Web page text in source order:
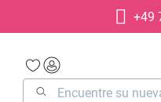
Saltar a la +49